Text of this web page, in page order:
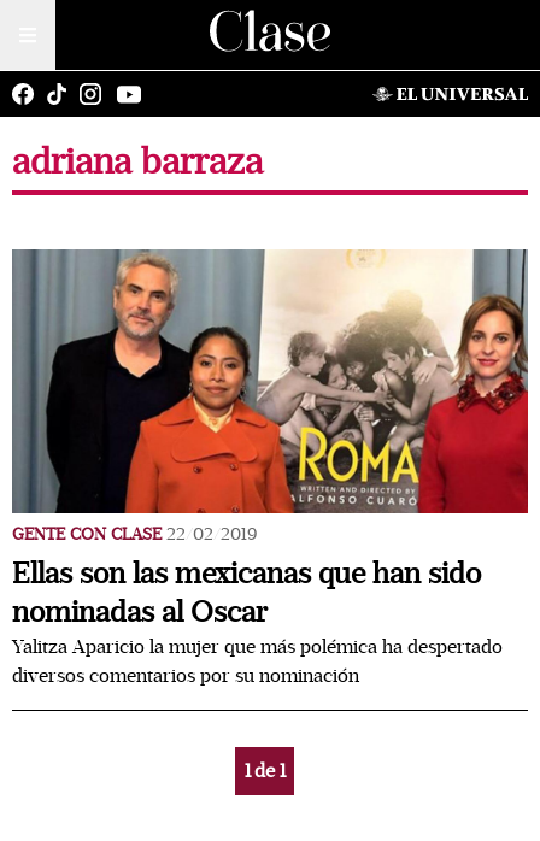
adriana barraza
GENTE CON CLASE 22/02/2019
Ellas son las mexicanas que han sido
nominadas al Oscar
Yalitza Aparicio la mujer que más polémica ha despertado
diversos comentarios por su nominación
1de1